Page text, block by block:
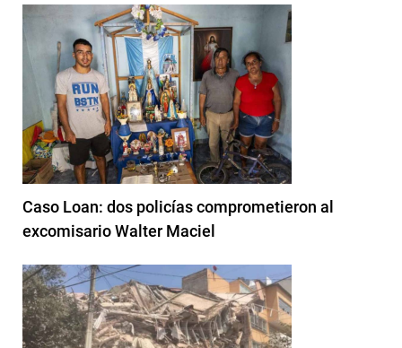
Caso Loan: dos policías comprometieron al
excomisario Walter Maciel